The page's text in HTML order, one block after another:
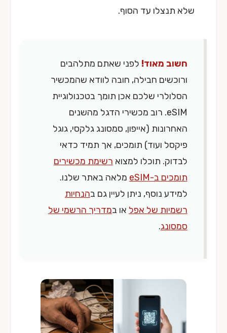
שלא תנצלו עד הסוף.
חשוב מאוד! לפני שאתם מתלהבים
ורוכשים חבילה, חובה לוודא שהמכשיר
הסלולרי שלכם אכן תומך בטכנולוגיית
eSIM. רוב מכשירי הדגל מהשנים
האחרונות (אייפון, סמסונג גלקסי, גוגל
פיקסל ועוד) תומכים, אך תמיד כדאי
לבדוק. תוכלו למצוא רשימת מכשירים
תומכים ב-eSIM
מלאה באתר שלנו.
למידע נוסף, ניתן לעיין גם בהנחיות
רשמיות של אפל או במדריך הרשמי של
סמסונג.